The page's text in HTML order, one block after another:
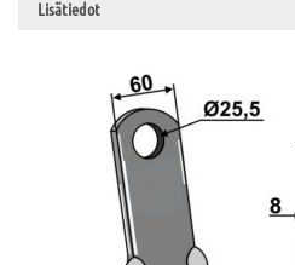
Lisätiedot